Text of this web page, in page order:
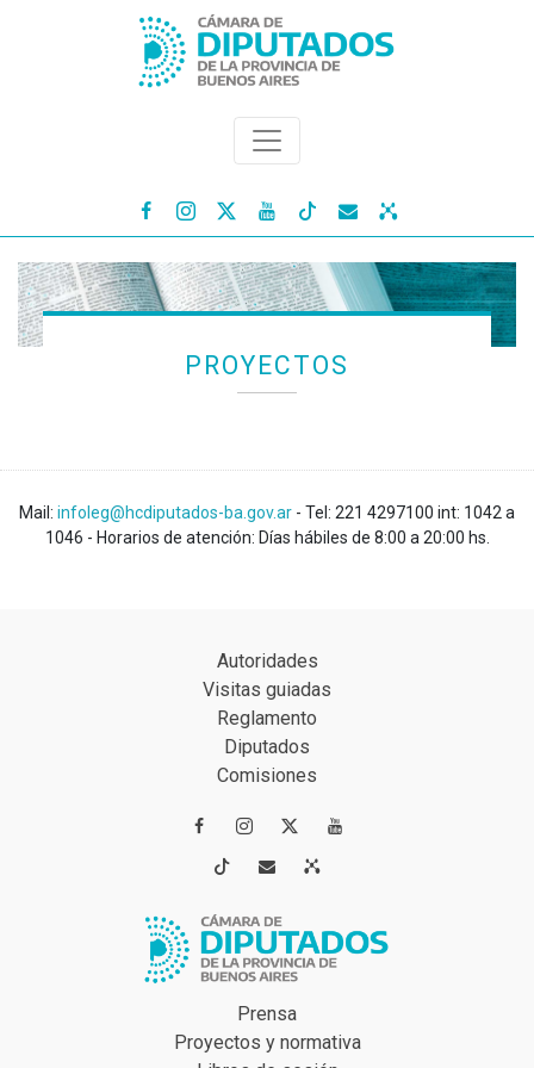
   
PROYECTOS
Mail: infoleg@hcdiputados-ba.gov.ar - Tel: 221 4297100 int: 1042 a
1046 - Horarios de atención: Días hábiles de 8:00 a 20:00 hs.
Autoridades
Visitas guiadas
Reglamento
Diputados
Comisiones
 
 
Prensa
Proyectos y normativa